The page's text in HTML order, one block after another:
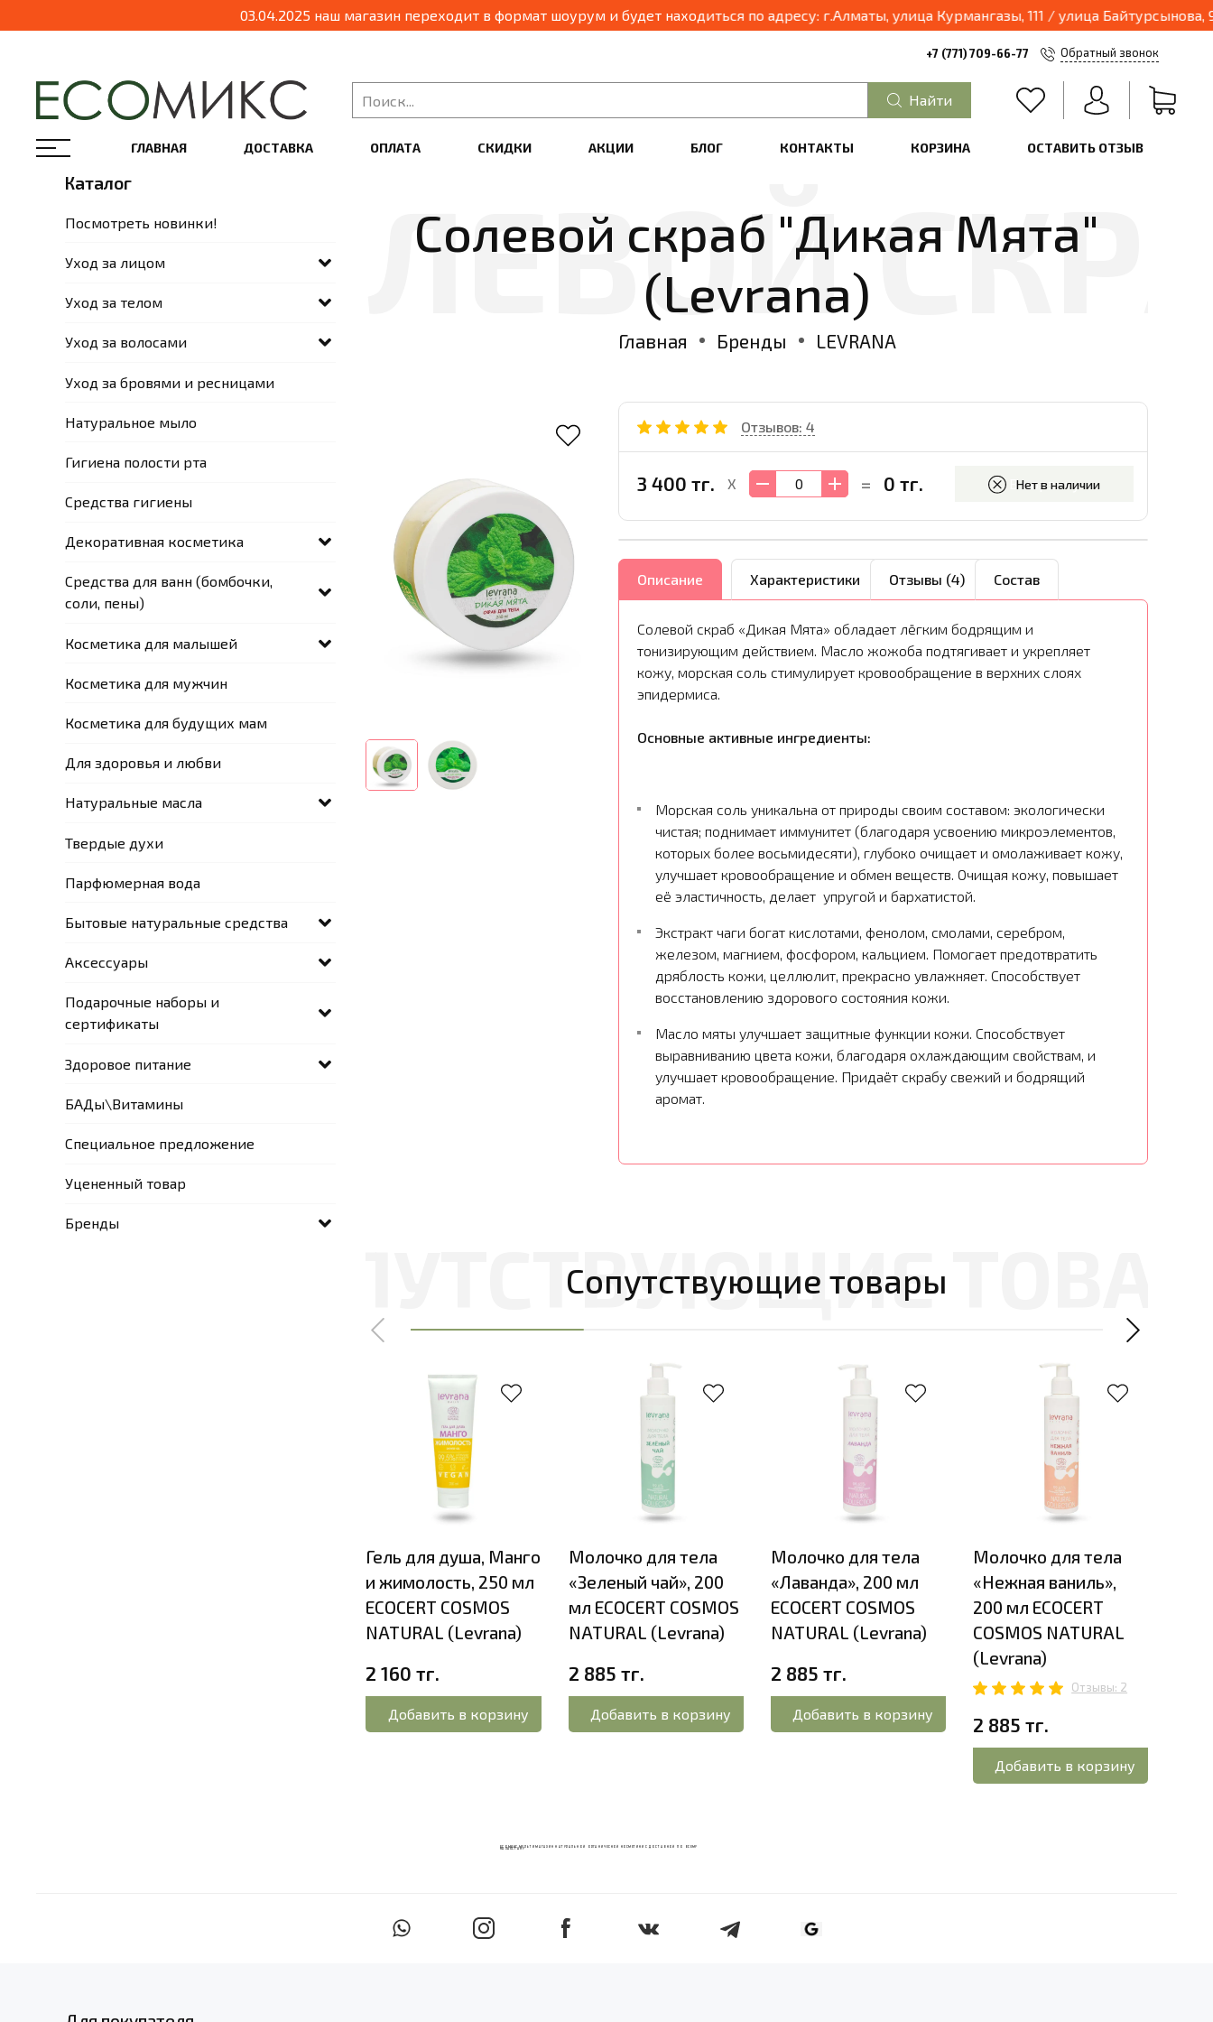
03.04.2025 наш магазин переходит в формат шоурум и будет находиться по адресу: г.Алматы, улица Курмангазы, 111 / улица Байтурсынова, 95,
+7 (771) 709-66-77 Обратный звонок
Найти
ГЛАВНАЯ ДОСТАВКА ОПЛАТА СКИДКИ АКЦИИ БЛОГ КОНТАКТЫ КОРЗИНА ОСТАВИТЬ ОТЗЫВ
Солевой скраб "Дикая Мята"
(Levrana)
Главная Бренды LEVRANA
Отзывов: 4
3 400 тг. X = 0 тг. Нет в наличии
В корзину
Описание Характеристики Отзывы (4) Состав
Солевой скраб «Дикая Мята» обладает лёгким бодрящим и
тонизирующим действием. Масло жожоба подтягивает и укрепляет
кожу, морская соль стимулирует кровообращение в верхних слоях
эпидермиса.
Основные активные ингредиенты:
Морская соль уникальна от природы своим составом: экологически
чистая; поднимает иммунитет (благодаря усвоению микроэлементов,
которых более восьмидесяти), глубоко очищает и омолаживает кожу,
улучшает кровообращение и обмен веществ. Очищая кожу, повышает
её эластичность, делает упругой и бархатистой.
Экстракт чаги богат кислотами, фенолом, смолами, серебром,
железом, магнием, фосфором, кальцием. Помогает предотвратить
дряблость кожи, целлюлит, прекрасно увлажняет. Способствует
восстановлению здорового состояния кожи.
Масло мяты улучшает защитные функции кожи. Способствует
выравниванию цвета кожи, благодаря охлаждающим свойствам, и
улучшает кровообращение. Придаёт скрабу свежий и бодрящий
аромат.
Сопутствующие товары
Гель для душа, Манго
и жимолость, 250 мл
ECOCERT COSMOS
NATURAL (Levrana)
2 160 тг.
Добавить в корзину
Молочко для тела
«Зеленый чай», 200
мл ECOCERT COSMOS
NATURAL (Levrana)
2 885 тг.
Добавить в корзину
Молочко для тела
«Лаванда», 200 мл
ECOCERT COSMOS
NATURAL (Levrana)
2 885 тг.
Добавить в корзину
Молочко для тела
«Нежная ваниль»,
200 мл ECOCERT
COSMOS NATURAL
(Levrana)
Отзывы: 2
2 885 тг.
Добавить в корзину
Каталог
Посмотреть новинки!
Уход за лицом
Уход за телом
Уход за волосами
Уход за бровями и ресницами
Натуральное мыло
Гигиена полости рта
Средства гигиены
Декоративная косметика
Средства для ванн (бомбочки,
соли, пены)
Косметика для малышей
Косметика для мужчин
Косметика для будущих мам
Для здоровья и любви
Натуральные масла
Твердые духи
Парфюмерная вода
Бытовые натуральные средства
Аксессуары
Подарочные наборы и
сертификаты
Здоровое питание
БАДы\Витамины
Специальное предложение
Уцененный товар
Бренды
ECOМИКС МУЛЬТИМАГАЗИН НАТУРАЛЬНОЙ ОРГАНИЧЕСКОЙ КОСМЕТИКИ С ДОСТАВКОЙ ПО ВСЕМУ
КАЗАХСТАНУ